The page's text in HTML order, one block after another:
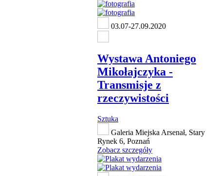
03.07-27.09.2020
Wystawa Antoniego
Mikołajczyka -
Transmisje z
rzeczywistości
Sztuka
Galeria Miejska Arsenał, Stary
Rynek 6, Poznań
Zobacz szczegóły